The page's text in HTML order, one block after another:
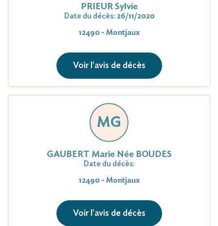
PRIEUR Sylvie
Date du décès: 26/11/2020
12490 - Montjaux
Voir l'avis de décès
MG
GAUBERT Marie Née BOUDES
Date du décès:
12490 - Montjaux
Voir l'avis de décès